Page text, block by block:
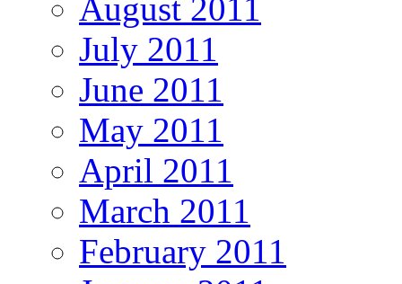
August 2011
July 2011
June 2011
May 2011
April 2011
March 2011
February 2011